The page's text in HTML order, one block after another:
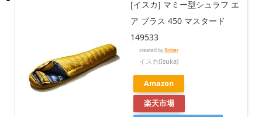
[イスカ] マミー型シュラフ エ
ア プラス 450 マスタード
149533
created byRinker
イスカ(Isuka)
Amazon
楽天市場